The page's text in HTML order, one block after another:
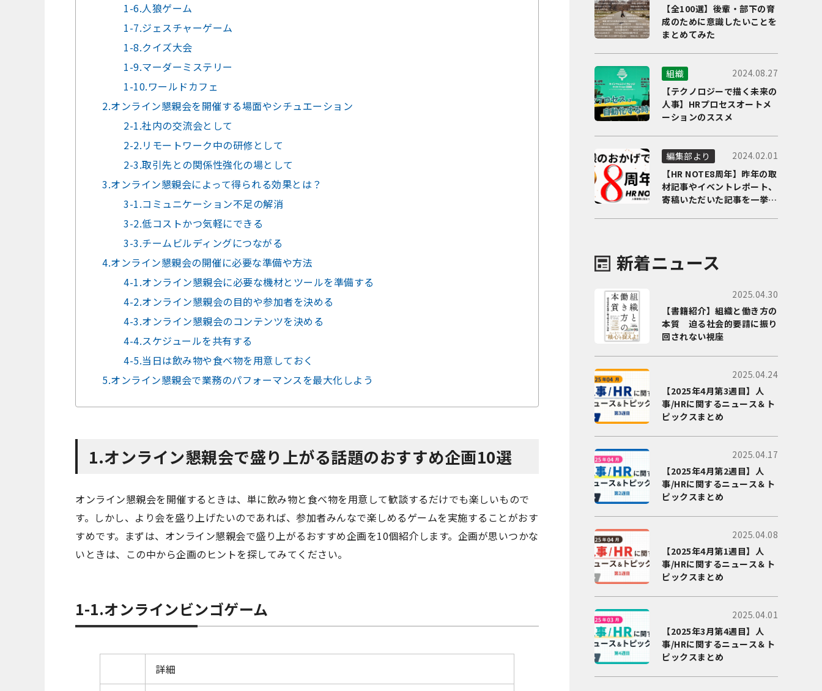
1-6.人狼ゲーム
1-7.ジェスチャーゲーム
1-8.クイズ大会
1-9.マーダーミステリー
1-10.ワールドカフェ
2.オンライン懇親会を開催する場面やシチュエーション
2-1.社内の交流会として
2-2.リモートワーク中の研修として
2-3.取引先との関係性強化の場として
3.オンライン懇親会によって得られる効果とは？
3-1.コミュニケーション不足の解消
3-2.低コストかつ気軽にできる
3-3.チームビルディングにつながる
4.オンライン懇親会の開催に必要な準備や方法
4-1.オンライン懇親会に必要な機材とツールを準備する
4-2.オンライン懇親会の目的や参加者を決める
4-3.オンライン懇親会のコンテンツを決める
4-4.スケジュールを共有する
4-5.当日は飲み物や食べ物を用意しておく
5.オンライン懇親会で業務のパフォーマンスを最大化しよう
1.オンライン懇親会で盛り上がる話題のおすすめ企画10選
オンライン懇親会を開催するときは、単に飲み物と食べ物を用意して歓談するだけでも楽しいもので
す。しかし、より会を盛り上げたいのであれば、参加者みんなで楽しめるゲームを実施することがおす
すめです。まずは、オンライン懇親会で盛り上がるおすすめ企画を10個紹介します。企画が思いつかな
いときは、この中から企画のヒントを探してみてください。
1-1.オンラインビンゴゲーム
詳細
【全100選】後輩・部下の育
成のために意識したいことを
まとめてみた
組織
2024.08.27
【テクノロジーで描く未来の
人事】HRプロセスオートメ
ーションのススメ
編集部より
2024.02.01
【HR NOTE8周年】昨年の取
材記事やイベントレポート、
寄稿いただいた記事を一挙に
新着ニュース
2025.04.30
【書籍紹介】組織と働き方の
本質 迫る社会的要請に振り
回されない視座
2025.04.24
【2025年4月第3週目】人
事/HRに関するニュース＆ト
ピックスまとめ
2025.04.17
【2025年4月第2週目】人
事/HRに関するニュース＆ト
ピックスまとめ
2025.04.08
【2025年4月第1週目】人
事/HRに関するニュース＆ト
ピックスまとめ
2025.04.01
【2025年3月第4週目】人
事/HRに関するニュース＆ト
ピックスまとめ